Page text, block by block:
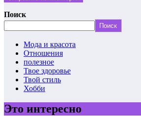
Поиск
Поиск
Мода и красота
Отношения
полезное
Твое здоровье
Твой стиль
Хобби
Это интересно